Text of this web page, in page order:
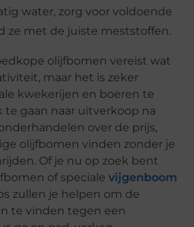
water, zorg voor voldoende
ze met de juiste meststoffen.
olijfbomen vereist wat
maar het is zeker
kwekerijen en boeren te
te gaan naar uitverkoop na
over de prijs,
olijfbomen vinden zonder je
Of je nu op zoek bent
of specialevijgenboom
zullen je helpen om de
te vinden tegen een